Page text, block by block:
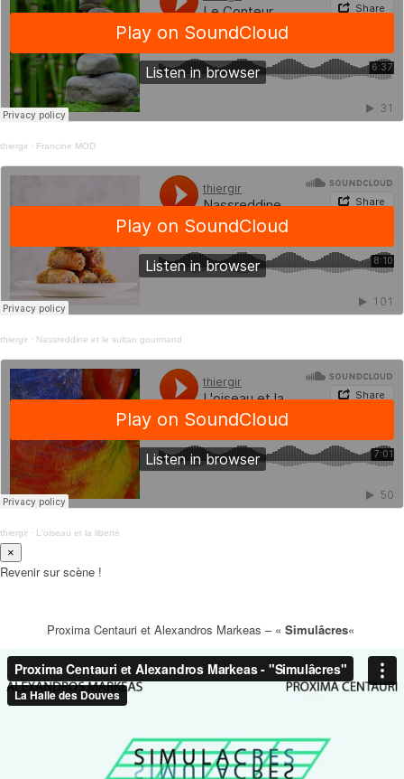
thiergir · Francine MOD
thiergir · Nassreddine et le sultan gourmand
thiergir · L'oiseau et la liberté
×
Revenir sur scène !
Proxima Centauri et Alexandros Markeas – « Simulâcres«